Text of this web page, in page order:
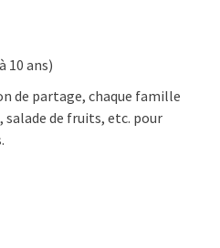
10 ans)
de partage, chaque famille
salade de fruits, etc. pour